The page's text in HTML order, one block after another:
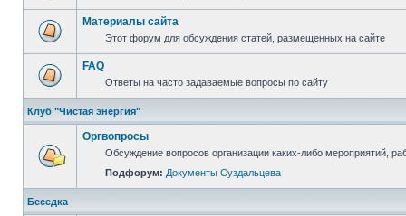
Материалы сайта
Этот форум для обсуждения статей, размещенных на сайте
FAQ
Ответы на часто задаваемые вопросы по сайту
Клуб "Чистая энергия"
Оргвопросы
Обсуждение вопросов организации каких-либо мероприятий,
Подфорум: Документы Суздальцева
Беседка